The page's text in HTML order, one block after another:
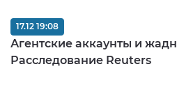
Агентские аккаунты и
Расследование Reuters
17.12 19:08